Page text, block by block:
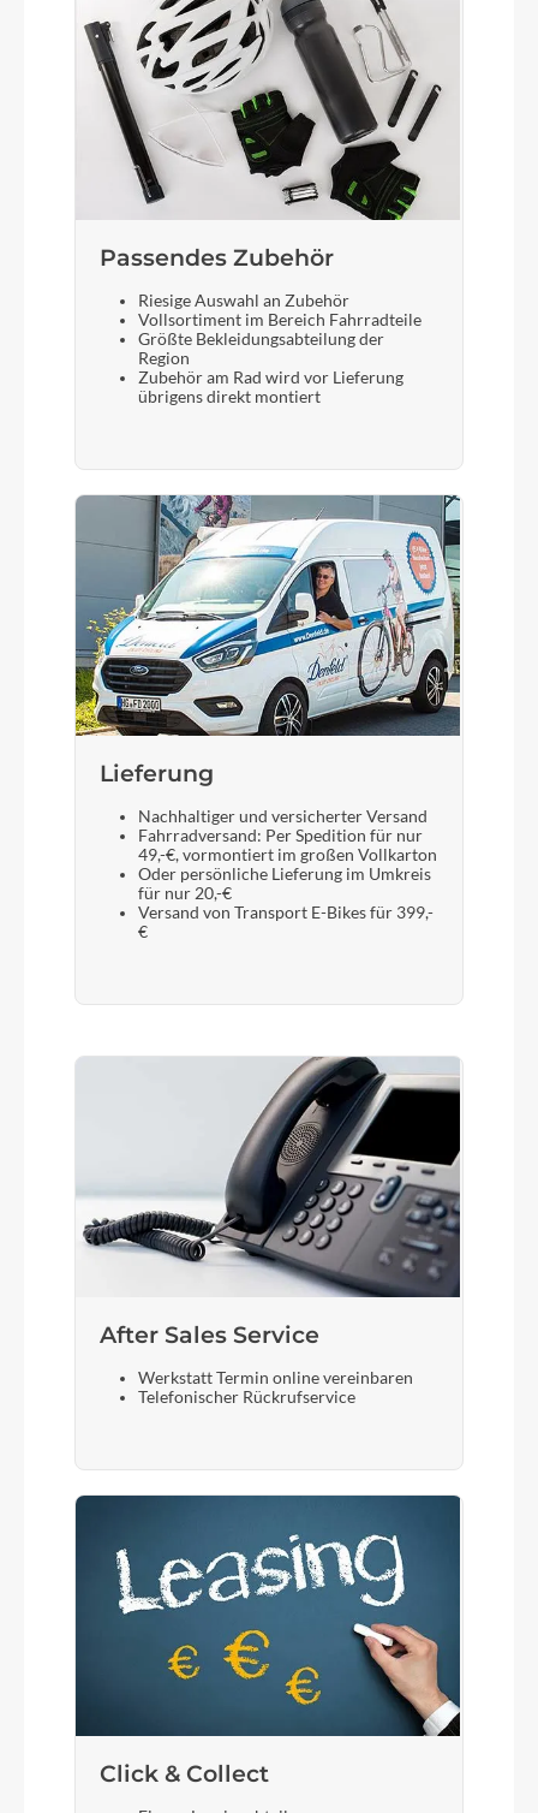
Passendes Zubehör
Riesige Auswahl an Zubehör
Vollsortiment im Bereich Fahrradteile
Größte Bekleidungsabteilung der
Region
Zubehör am Rad wird vor Lieferung
übrigens direkt montiert
Lieferung
Nachhaltiger und versicherter Versand
Fahrradversand: Per Spedition für nur
49,-€, vormontiert im großen Vollkarton
Oder persönliche Lieferung im Umkreis
für nur 20,-€
Versand von Transport E-Bikes für 399,-
€
After Sales Service
Werkstatt Termin online vereinbaren
Telefonischer Rückrufservice
Click & Collect